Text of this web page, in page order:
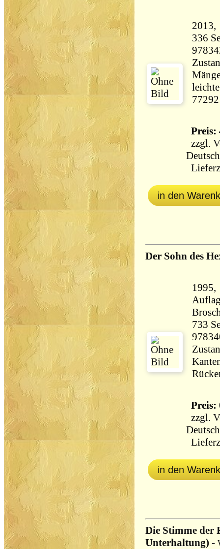
336 Seiten
77292
Preis:
zzgl.
in den
Der Sohn des
733 Seiten
Preis:
zzgl.
in den
Die Stimme der
Unterhaltung) -